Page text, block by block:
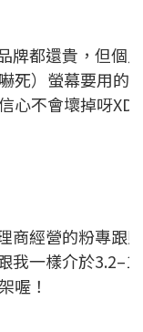
牌都還貴，但個
死）螢幕要用
心不會壞掉呀XD
商經營的粉專跟
我一樣介於
喔！